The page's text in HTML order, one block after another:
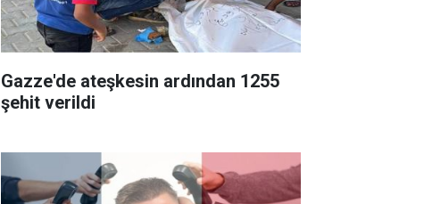
Gazze'de ateşkesin ardından 1255
şehit verildi